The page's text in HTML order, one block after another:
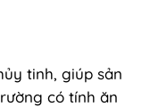
tinh, giúp sản
có tính ăn